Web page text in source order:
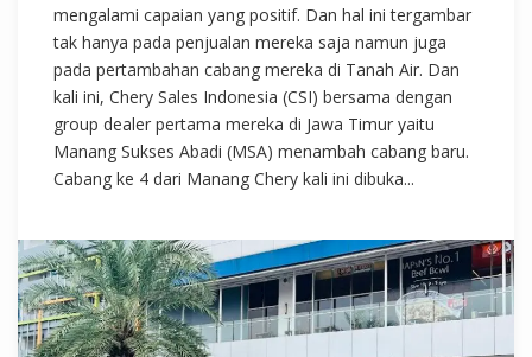
mengalami capaian yang positif. Dan hal ini tergambar
tak hanya pada penjualan mereka saja namun juga
pada pertambahan cabang mereka di Tanah Air. Dan
kali ini, Chery Sales Indonesia (CSI) bersama dengan
group dealer pertama mereka di Jawa Timur yaitu
Manang Sukses Abadi (MSA) menambah cabang baru.
Cabang ke 4 dari Manang Chery kali ini dibuka...